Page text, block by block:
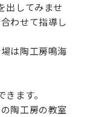
出してみませ
わせて指導し
は陶工房鳴海
ます。
陶工房の教室